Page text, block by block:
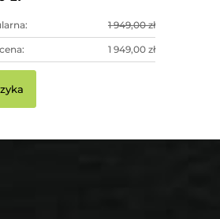
1 949,00 zł
1 949,00 zł